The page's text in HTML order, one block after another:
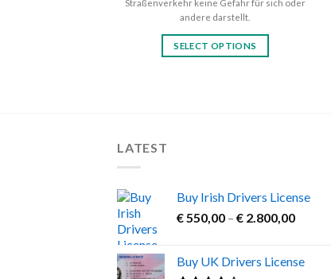
Straßenverkehr keine Gefahr für sich oder
andere darstellt.
SELECT OPTIONS
may
be
the
LATEST
Buy Irish Drivers License
€ 550,00 – € 2.800,00Price
through
Buy UK Drivers License